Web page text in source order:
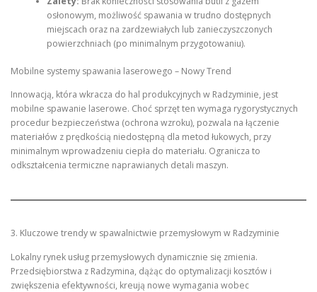
osłonowym, możliwość spawania w trudno dostępnych
miejscach oraz na zardzewiałych lub zanieczyszczonych
powierzchniach (po minimalnym przygotowaniu).
Mobilne systemy spawania laserowego – Nowy Trend
Innowacją, która wkracza do hal produkcyjnych w Radzyminie, jest
mobilne spawanie laserowe. Choć sprzęt ten wymaga rygorystycznych
procedur bezpieczeństwa (ochrona wzroku), pozwala na łączenie
materiałów z prędkością niedostępną dla metod łukowych, przy
minimalnym wprowadzeniu ciepła do materiału. Ogranicza to
odkształcenia termiczne naprawianych detali maszyn.
3. Kluczowe trendy w spawalnictwie przemysłowym w Radzyminie
Lokalny rynek usług przemysłowych dynamicznie się zmienia.
Przedsiębiorstwa z Radzymina, dążąc do optymalizacji kosztów i
zwiększenia efektywności, kreują nowe wymagania wobec